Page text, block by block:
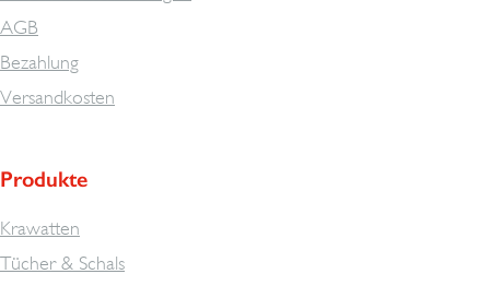
AGB
Bezahlung
Versandkosten
Produkte
Krawatten
Tücher & Schals